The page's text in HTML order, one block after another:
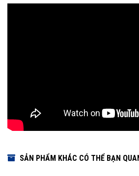
SẢN PHẨM KHÁC CÓ THỂ BẠN